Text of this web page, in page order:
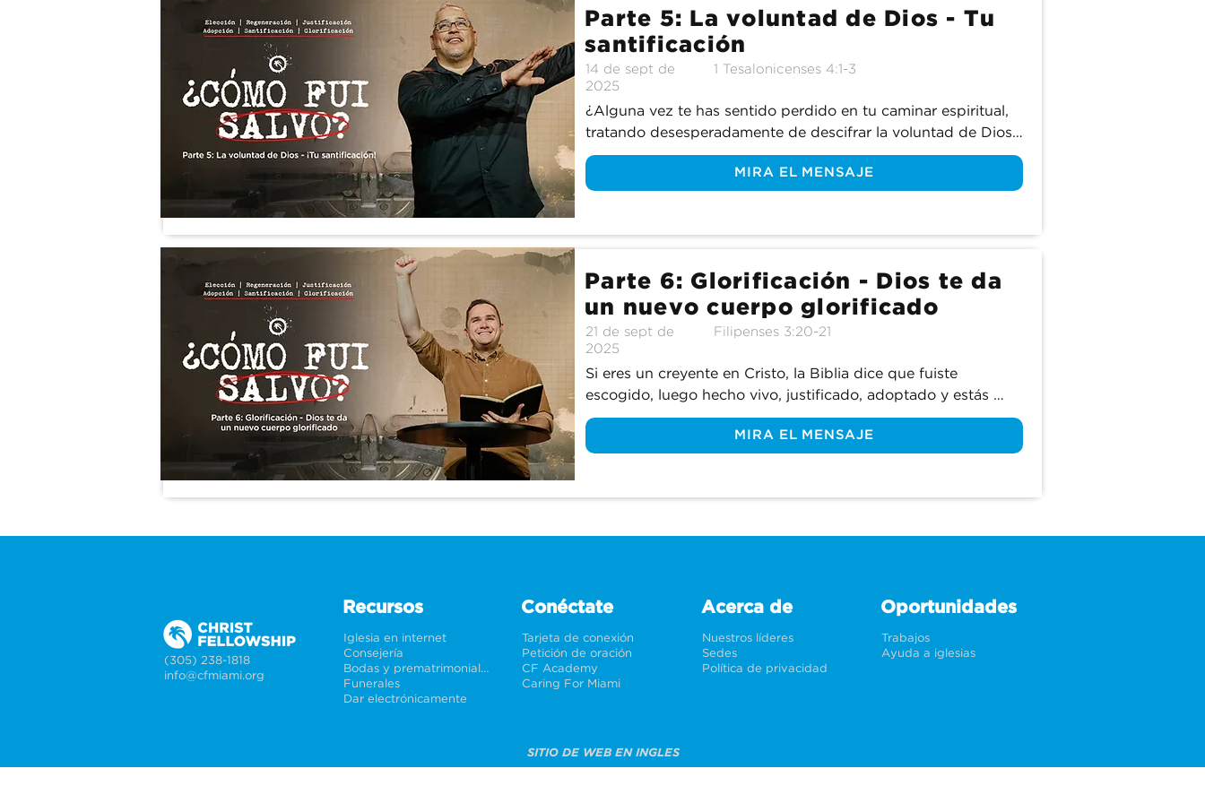
Parte 5: La voluntad de Dios - Tu
santificación
14 de sept de
2025
1 Tesalonicenses 4:1-3
¿Alguna vez te has sentido perdido en tu caminar espiritual,
tratando desesperadamente de descifrar la voluntad de Dios
para tu vida? Todos hemos estado ahí. Aunque a veces no lo
parezca, la voluntad de Dios permanece constante, sin
profundizamos en la quinta doctrina de la salvación: el
MIRA EL MENSAJE
Parte 6: Glorificación - Dios te da
un nuevo cuerpo glorificado
21 de sept de
2025
Filipenses 3:20-21
Si eres un creyente en Cristo, la Biblia dice que fuiste
escogido, luego hecho vivo, justificado, adoptado y estás
siendo santificado… pero hay un paso que Dios aún no ha
cumplido. El tema de la glorificación puede parecer un
¿Cómo serán nuestros cuerpos glorificados? ¿Cuándo los
MIRA EL MENSAJE
(305) 238-1818
info@cfmiami.org
Recursos
Iglesia en internet
Consejería
Bodas y prematrimoniales
Funerales
Dar electrónicamente
Conéctate
Tarjeta de conexión
Petición de oración
CF Academy
Caring For Miami
Acerca de
Nuestros líderes
Sedes
Política de privacidad
Oportunidades
Trabajos
Ayuda a iglesias
SITIO DE WEB EN INGLES